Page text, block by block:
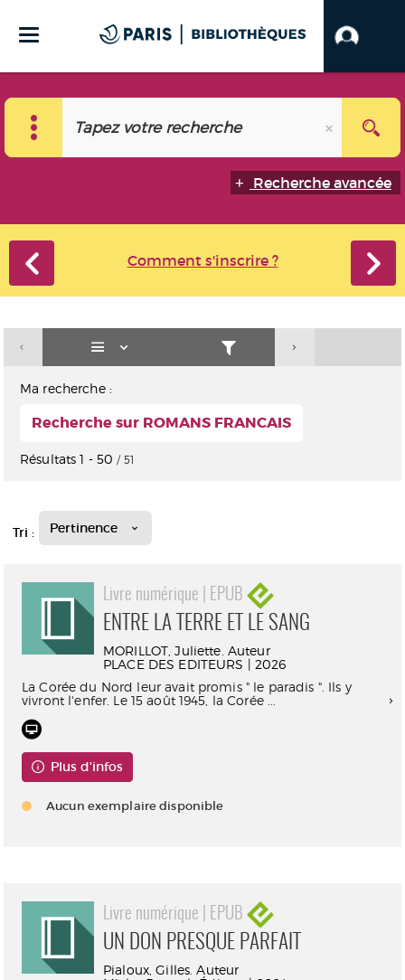
Recherche avancée
Comment s'inscrire ?
Ma recherche :
Recherche sur ROMANS FRANCAIS
Résultats1 - 50 / 51
Tri : Pertinence
Livre numérique | EPUB
ENTRE LA TERRE ET LE SANG
MORILLOT, Juliette. Auteur
PLACE DES EDITEURS | 2026
La Corée du Nord leur avait promis " le paradis ". Ils y
vivront l'enfer. Le 15 août 1945, la Corée ...
Plus d'infos
Aucun exemplaire disponible
Livre numérique | EPUB
UN DON PRESQUE PARFAIT
Pialoux, Gilles. Auteur